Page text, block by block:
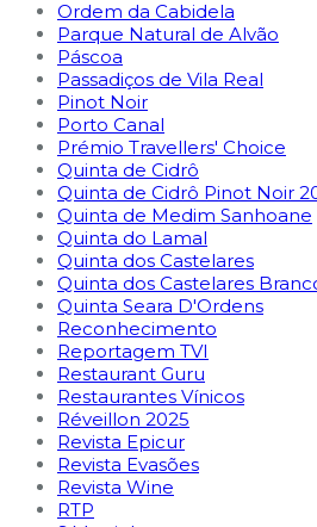
Ordem da Cabidela
Parque Natural de Alvão
Páscoa
Passadiços de Vila Real
Pinot Noir
Porto Canal
Prémio Travellers' Choice
Quinta de Cidrô
Quinta de Cidrô Pinot Noir
Quinta de Medim Sanhoane
Quinta do Lamal
Quinta dos Castelares
Quinta dos Castelares
Quinta Seara D'Ordens
Reconhecimento
Reportagem TVI
Restaurant Guru
Restaurantes Vínicos
Réveillon 2025
Revista Epicur
Revista Evasões
Revista Wine
RTP